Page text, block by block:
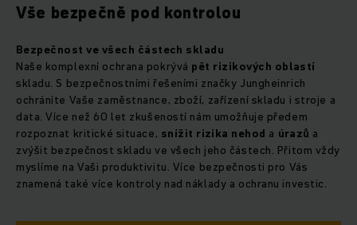
Vše bezpečně pod kontrolou
Bezpečnost ve všech částech skladu
Naše komplexní ochrana pokrývá pět rizikových oblastí
skladu. S bezpečnostními řešeními značky Jungheinrich
ochráníte Vaše zaměstnance, zboží, zařízení skladu i stroje a
data. Více než 60 let zkušeností nám umožňuje předem
rozpoznat kritické situace, snížit rizika nehod a úrazů a
zvýšit bezpečnost skladu ve všech jeho částech. Přitom vždy
myslíme na Vaši produktivitu. Více bezpečnosti pro Vás
znamená také více kontroly nad náklady a ochranu investic.